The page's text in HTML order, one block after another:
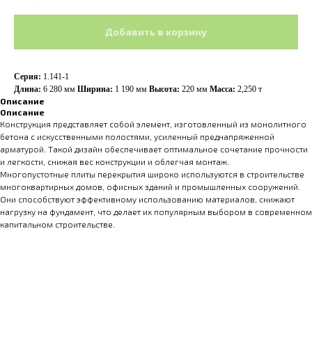
Добавить в корзину
Серия: 1.141-1
Длина: 6 280 мм Ширина: 1 190 мм Высота: 220 мм Масса: 2,250 т
Описание
Описание
Конструкция представляет собой элемент, изготовленный из монолитного
бетона с искусственными полостями, усиленный преднапряженной
арматурой. Такой дизайн обеспечивает оптимальное сочетание прочности
и легкости, снижая вес конструкции и облегчая монтаж.
Многопустотные плиты перекрытия широко используются в строительстве
многоквартирных домов, офисных зданий и промышленных сооружений.
Они способствуют эффективному использованию материалов, снижают
нагрузку на фундамент, что делает их популярным выбором в современном
капитальном строительстве.